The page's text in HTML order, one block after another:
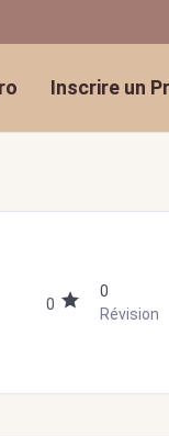
Inscrire un
0
0
Révision